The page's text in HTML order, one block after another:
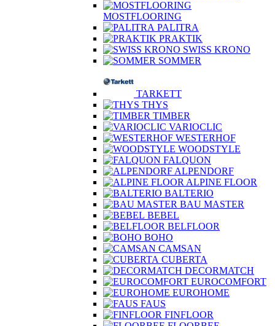
MOSTFLOORING
PALITRA
PRAKTIK
SWISS KRONO
SOMMER
TARKETT
THYS
TIMBER
VARIOCLIC
WESTERHOF
WOODSTYLE
FALQUON
ALPENDORF
ALPINE FLOOR
BALTERIO
BAU MASTER
BEBEL
BELFLOOR
BOHO
CAMSAN
CUBERTA
DECORMATCH
EUROCOMFORT
EUROHOME
FAUS
FINFLOOR